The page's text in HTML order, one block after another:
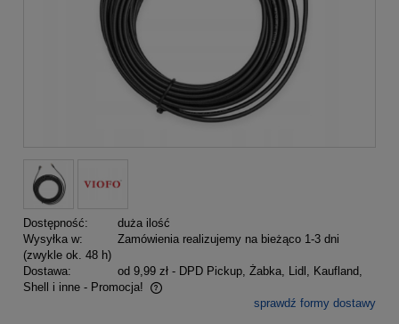
Dostępność:
duża ilość
Wysyłka w:
Zamówienia realizujemy na bieżąco 1-3 dni
(zwykle ok. 48 h)
Dostawa:
od 9,99 zł - DPD Pickup, Żabka, Lidl, Kaufland,
Shell i inne - Promocja!
Cena nie zawiera ewentualnych kosztów płatnościsprawdź formy dostawy